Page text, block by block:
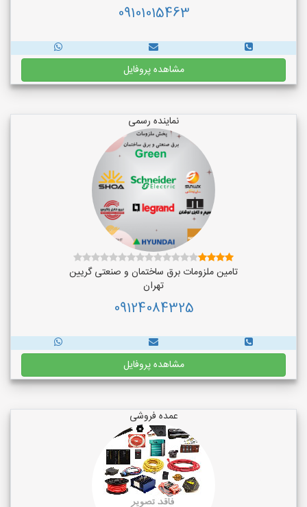
09101015463
مشاهده پروفایل
نماینده رسمی
تامین ملزومات برق ساختمان و صنعتی گریین
تهران
09124084325
مشاهده پروفایل
عمده فروشی